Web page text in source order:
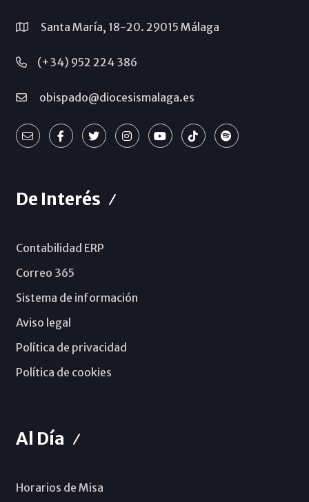
Santa María, 18-20. 29015 Málaga
(+34) 952 224 386
obispado@diocesismalaga.es
De Interés
Contabilidad ERP
Correo 365
Sistema de información
Aviso legal
Política de privacidad
Política de cookies
Al Día
Horarios de Misa